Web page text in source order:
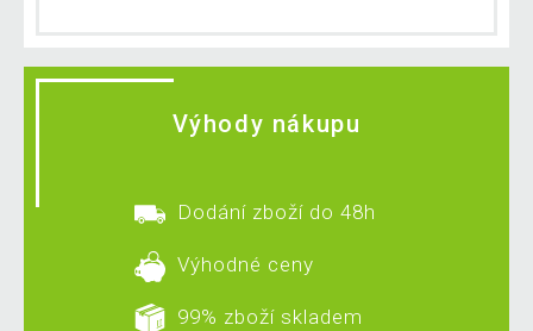
Výhody nákupu
Dodání zboží do 48h
Výhodné ceny
99% zboží skladem